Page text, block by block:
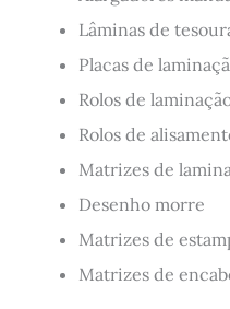
Lâminas de
Placas de
Rolos de
Rolos de
Matrizes de
Desenho morre
Matrizes de
Matrizes de